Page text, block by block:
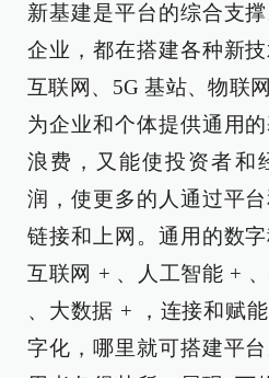
新基建是平台的综合支
企业，都在搭建各种新
互联网、5G 基站、物联
为企业和个体提供通用
浪费，又能使投资者和
润，使更多的人通过平
链接和上网。通用的数
互联网 + 、人工智能 +
、大数据 + ，连接和赋
字化，哪里就可搭建平